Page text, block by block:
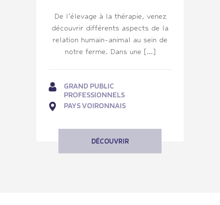
De l’élevage à la thérapie, venez
découvrir différents aspects de la
relation humain-animal au sein de
notre ferme. Dans une […]
GRAND PUBLIC
PROFESSIONNELS
PAYS VOIRONNAIS
DÉCOUVRIR